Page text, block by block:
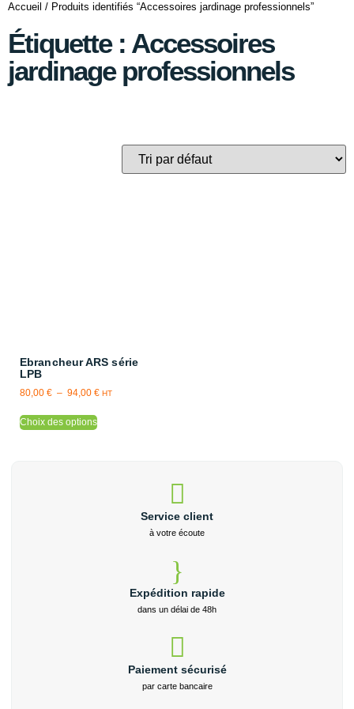
Accueil / Produits identifiés “Accessoires jardinage professionnels”
Étiquette : Accessoires
jardinage professionnels
Service client
à votre écoute
Expédition rapide
dans un délai de 48h
Paiement sécurisé
par carte bancaire
Ebrancheur ARS série
LPB
80,00 € – 94,00 € HT
Choix des options